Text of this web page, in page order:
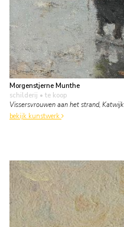
Morgenstjerne Munthe
schilderij • te koop
Vissersvrouwen aan het strand, Katwijk
bekijk kunstwerk